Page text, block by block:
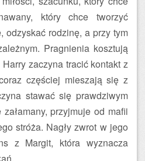
który chce tworzyć
odzyskać rodzinę, a przy tym
Pragnienia kosztują
zaczyna tracić kontakt z
częściej mieszają się z
stawać się prawdziwym
przyjmuje od mafii
stróża. Nagły zwrot w jego
z Margit, która wyznacza